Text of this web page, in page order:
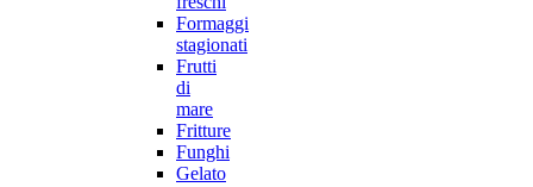
Formaggi
stagionati
Frutti
di
mare
Fritture
Funghi
Gelato